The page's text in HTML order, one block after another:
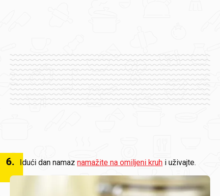
6. Idući dan namaz namažite na omiljeni kruh i uživajte.